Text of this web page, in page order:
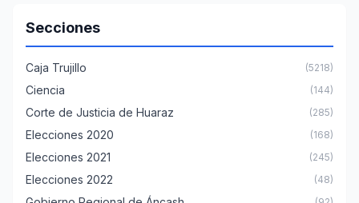
Secciones
Caja Trujillo (5218)
Ciencia (144)
Corte de Justicia de Huaraz (285)
Elecciones 2020 (168)
Elecciones 2021 (245)
Elecciones 2022 (48)